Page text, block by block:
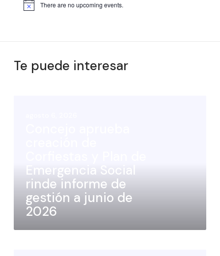
There are no upcoming events.
Te puede interesar
Emergencia Social
rinde informe de
gestión a junio de
2026